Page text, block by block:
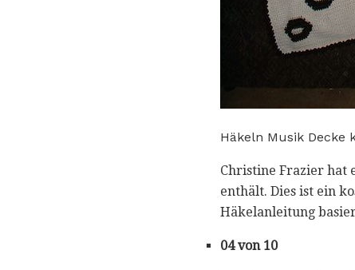
Häkeln Musik Decke
Christine Frazier hat
enthält. Dies ist ein
Häkelanleitung
04 von 10